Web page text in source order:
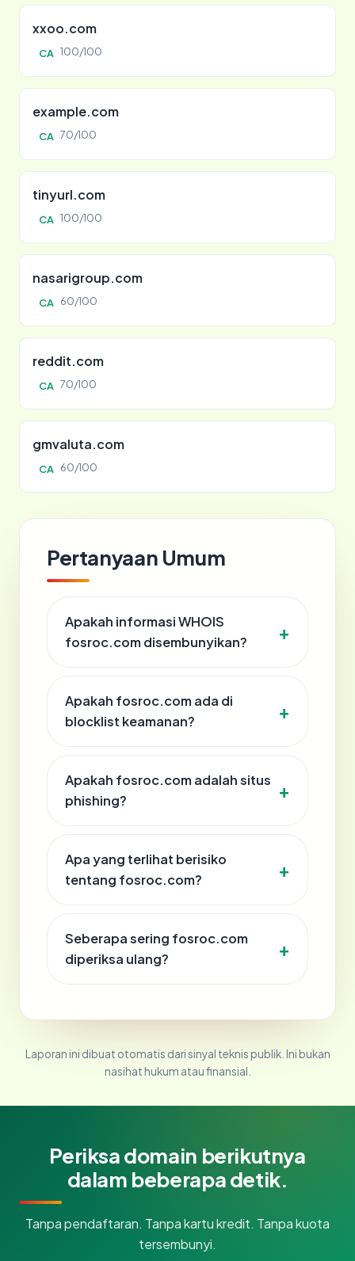
xxoo.com
CA 100/100
example.com
CA 70/100
tinyurl.com
CA 100/100
nasarigroup.com
CA 60/100
reddit.com
CA 70/100
gmvaluta.com
CA 60/100
Pertanyaan Umum
Apakah informasi WHOIS
fosroc.com disembunyikan?
Apakah fosroc.com ada di
blocklist keamanan?
Apakah fosroc.com adalah situs
phishing?
Apa yang terlihat berisiko
tentang fosroc.com?
Seberapa sering fosroc.com
diperiksa ulang?
Laporan ini dibuat otomatis dari sinyal teknis publik. Ini bukan
nasihat hukum atau finansial.
Periksa domain berikutnya
dalam beberapa detik.
Tanpa pendaftaran. Tanpa kartu kredit. Tanpa kuota
tersembunyi.